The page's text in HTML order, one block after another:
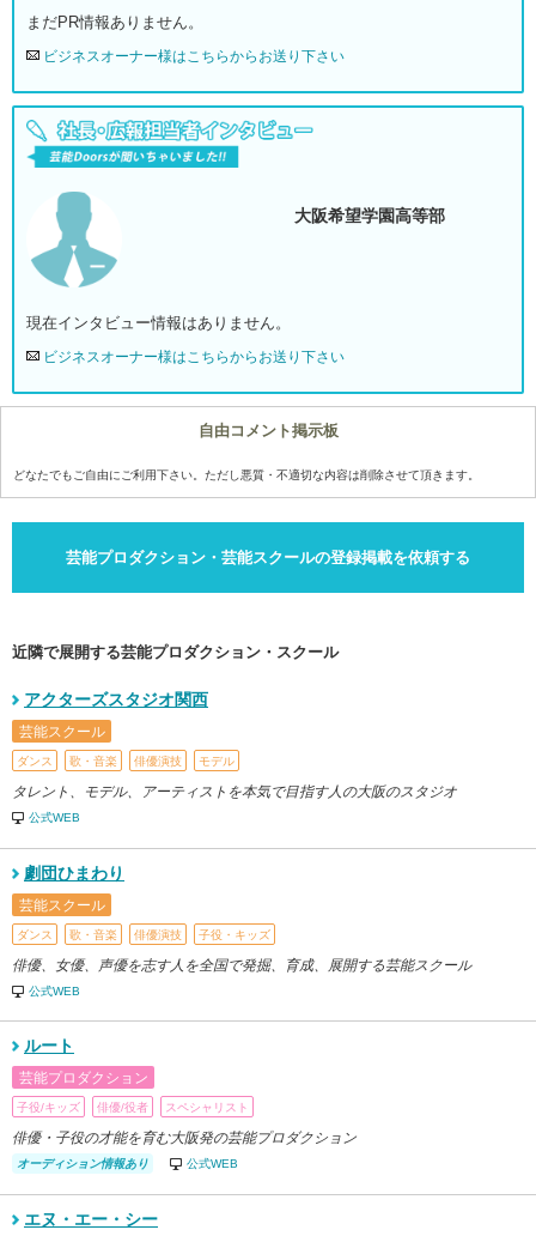
まだPR情報ありません。
ビジネスオーナー様はこちらからお送り下さい
大阪希望学園高等部
現在インタビュー情報はありません。
ビジネスオーナー様はこちらからお送り下さい
自由コメント掲示板
どなたでもご自由にご利用下さい。ただし悪質・不適切な内容は削除させて頂きます。
芸能プロダクション・芸能スクールの登録掲載を依頼する
近隣で展開する芸能プロダクション・スクール
アクターズスタジオ関西
芸能スクール
ダンス 歌・音楽 俳優演技 モデル
タレント、モデル、アーティストを本気で目指す人の大阪のスタジオ
公式WEB
劇団ひまわり
芸能スクール
ダンス 歌・音楽 俳優演技 子役・キッズ
俳優、女優、声優を志す人を全国で発掘、育成、展開する芸能スクール
公式WEB
ルート
芸能プロダクション
子役/キッズ 俳優/役者 スペシャリスト
俳優・子役の才能を育む大阪発の芸能プロダクション
オーディション情報あり 公式WEB
エヌ・エー・シー